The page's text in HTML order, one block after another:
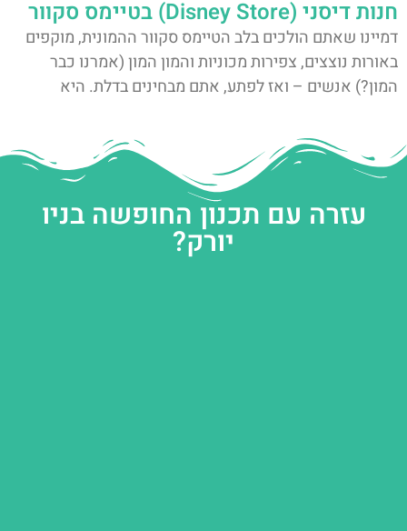
חנות דיסני (Disney Store) בטיימס סקוור
דמיינו שאתם הולכים בלב הטיימס סקוור ההמונית, מוקפים
באורות נוצצים, צפירות מכוניות והמון המון (אמרנו כבר
המון?) אנשים – ואז לפתע, אתם מבחינים בדלת. היא
עזרה עם תכנון החופשה בניו
יורק?